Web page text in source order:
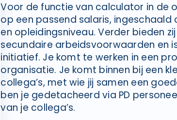
Voor de functie van calculator in de
op een passend salaris,
en opleidingsniveau. Verder bieden
secundaire arbeidsvoorwaarden en
initiatief. Je komt te werken in een
organisatie. Je komt binnen bij een
collega’s, met wie jij samen een
ben je gedetacheerd via PD
van je collega’s.